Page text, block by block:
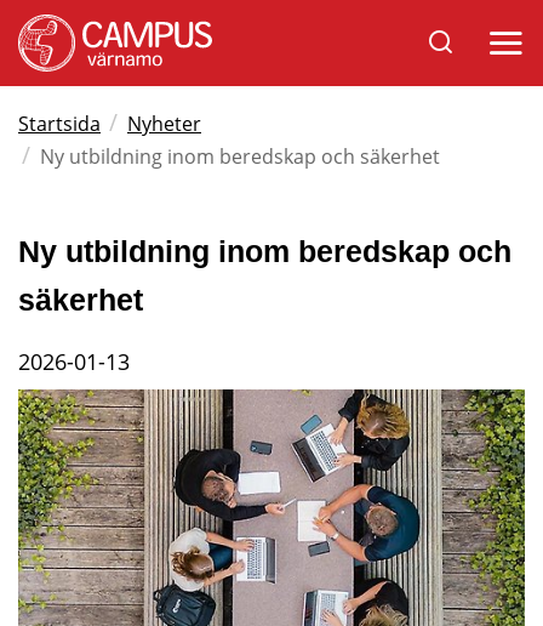
Sök
på
Varnamo.se
Öppna
Startsida / Nyheter
/ Ny utbildning inom beredskap och säkerhet
Ny utbildning inom beredskap och
säkerhet
2026-01-13